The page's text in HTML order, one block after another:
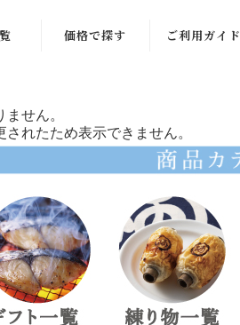
品
覧
覧
供
供
価格で探す
円
2,000〜2,999
3,000〜3,999
円
4,000〜4,999
ご利用ガイド
せん。
れたため表示できません。